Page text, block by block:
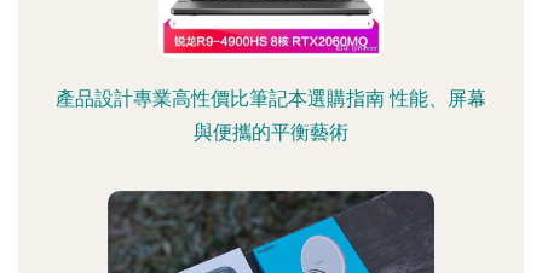
產品設計專業高性價比筆記本選購指南 性能、屏幕
與便攜的平衡藝術